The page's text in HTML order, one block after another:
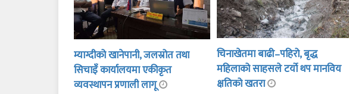
म्याग्दीको खानेपानी, जलस्रोत तथा
सिचाइँ कार्यालयमा एकीकृत
व्यवस्थापन प्रणाली लागू
चिनाखेतमा बाढी–पहिरो, बृद्ध
महिलाको साहसले टर्यो थप मानविय
क्षतिको खतरा